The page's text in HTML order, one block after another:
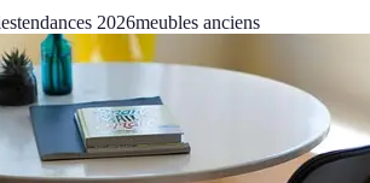
tendances 2026meubles anciens